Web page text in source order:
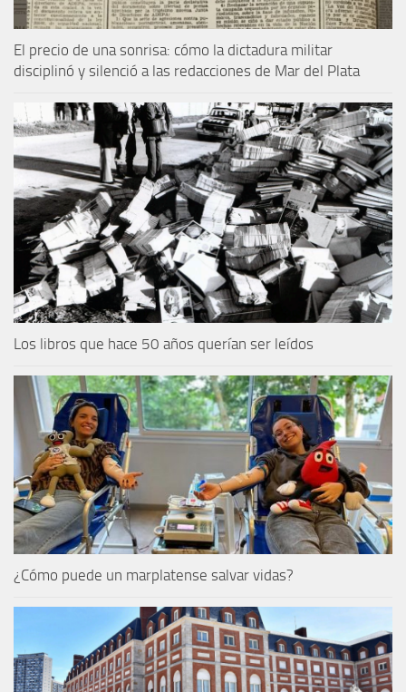
El precio de una sonrisa: cómo la dictadura militar
disciplinó y silenció a las redacciones de Mar del Plata
Los libros que hace 50 años querían ser leídos
¿Cómo puede un marplatense salvar vidas?